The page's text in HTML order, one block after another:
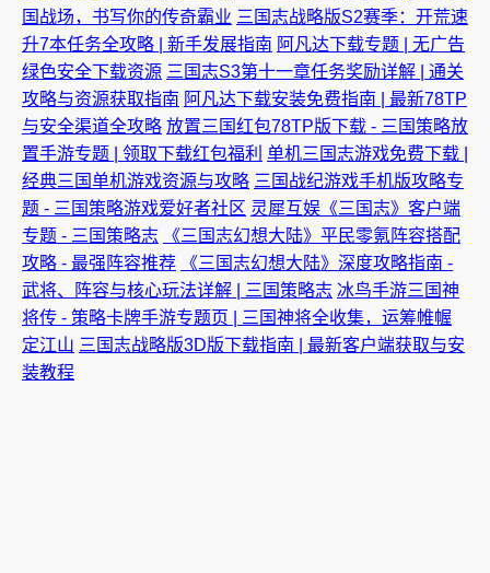
国战场，书写你的传奇霸业 三国志战略版S2赛季：开荒速
升7本任务全攻略 | 新手发展指南 阿凡达下载专题 | 无广告
绿色安全下载资源 三国志S3第十一章任务奖励详解 | 通关
攻略与资源获取指南 阿凡达下载安装免费指南 | 最新78TP
与安全渠道全攻略 放置三国红包78TP版下载 - 三国策略放
置手游专题 | 领取下载红包福利 单机三国志游戏免费下载 |
经典三国单机游戏资源与攻略 三国战纪游戏手机版攻略专
题 - 三国策略游戏爱好者社区 灵犀互娱《三国志》客户端
专题 - 三国策略志
《三国志幻想大陆》平民零氪阵容搭配
攻略 - 最强阵容推荐
《三国志幻想大陆》深度攻略指南 -
武将、阵容与核心玩法详解 | 三国策略志 冰鸟手游三国神
将传 - 策略卡牌手游专题页 | 三国神将全收集，运筹帷幄
定江山 三国志战略版3D版下载指南 | 最新客户端获取与安
装教程